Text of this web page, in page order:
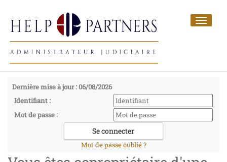
Toggle
Dernière mise à jour : 06/08/2026
Identifiant :
Mot de passe :
Mot de passe oublié ?